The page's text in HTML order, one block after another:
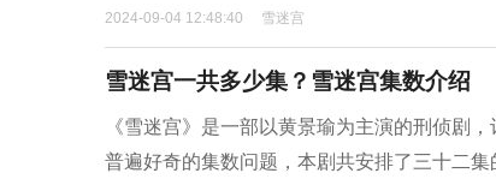
2024-09-04 12:48:40 雪迷宫
雪迷宫一共多少集？雪迷宫集数介绍
《雪迷宫》是一部以黄景瑜为主演的刑侦剧
普遍好奇的集数问题，本剧共安排了三十二